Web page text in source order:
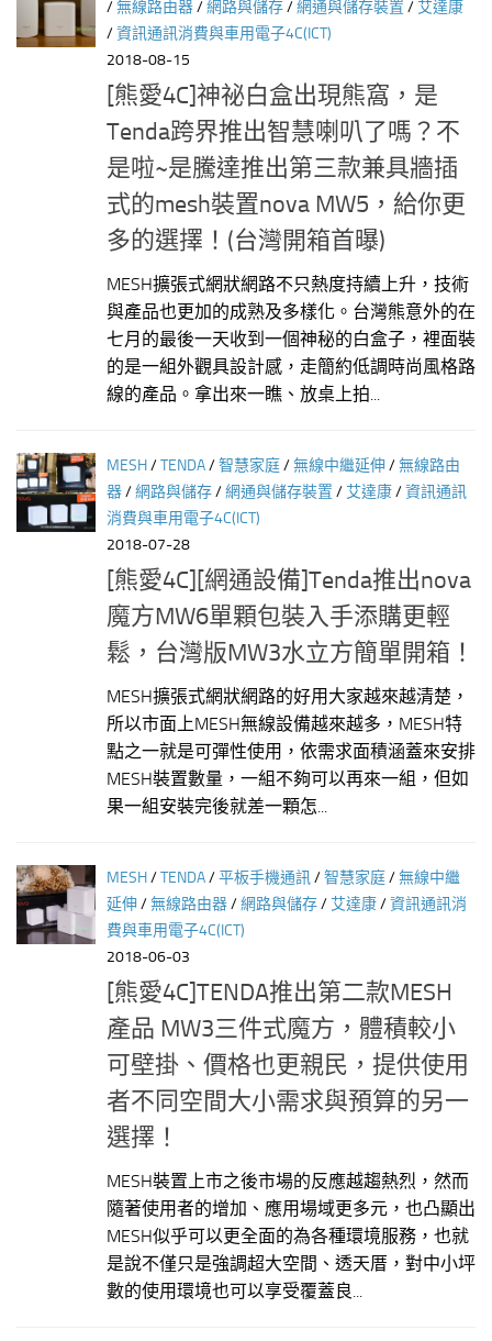
/無線路由器/網路與儲存/網通與儲存裝置 / 艾達康
/資訊通訊消費與車用電子4C(ICT)
2018-08-15
[熊愛4C]神祕白盒出現熊窩，是
Tenda跨界推出智慧喇叭了嗎？不
是啦~是騰達推出第三款兼具牆插
式的mesh裝置nova MW5，給你更
多的選擇！(台灣開箱首曝)
MESH擴張式網狀網路不只熱度持續上升，技術
與產品也更加的成熟及多樣化。台灣熊意外的在
七月的最後一天收到一個神秘的白盒子，裡面裝
的是一組外觀具設計感，走簡約低調時尚風格路
線的產品。拿出來一瞧、放桌上拍...
MESH/TENDA/智慧家庭/無線中繼延伸/無線路由
器/網路與儲存/網通與儲存裝置 / 艾達康/資訊通訊
消費與車用電子4C(ICT)
2018-07-28
[熊愛4C][網通設備]Tenda推出nova
魔方MW6單顆包裝入手添購更輕
鬆，台灣版MW3水立方簡單開箱！
MESH擴張式網狀網路的好用大家越來越清楚，
所以市面上MESH無線設備越來越多，MESH特
點之一就是可彈性使用，依需求面積涵蓋來安排
MESH裝置數量，一組不夠可以再來一組，但如
果一組安裝完後就差一顆怎...
MESH/TENDA/平板手機通訊/智慧家庭/無線中繼
延伸/無線路由器/網路與儲存/ 艾達康/資訊通訊消
費與車用電子4C(ICT)
2018-06-03
[熊愛4C]TENDA推出第二款MESH
產品 MW3三件式魔方，體積較小
可壁掛、價格也更親民，提供使用
者不同空間大小需求與預算的另一
選擇！
MESH裝置上市之後市場的反應越趨熱烈，然而
隨著使用者的增加、應用場域更多元，也凸顯出
MESH似乎可以更全面的為各種環境服務，也就
是說不僅只是強調超大空間、透天厝，對中小坪
數的使用環境也可以享受覆蓋良...